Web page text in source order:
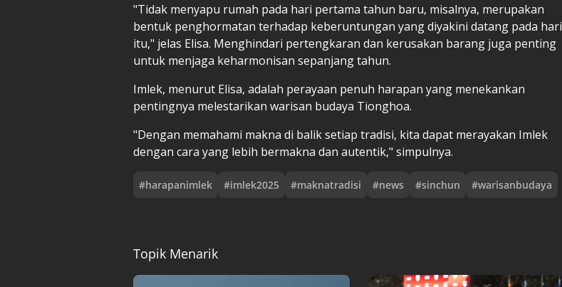
"Tidak menyapu rumah pada hari pertama tahun baru, misalnya, merupakan
bentuk penghormatan terhadap keberuntungan yang diyakini datang pada hari
itu," jelas Elisa. Menghindari pertengkaran dan kerusakan barang juga penting
untuk menjaga keharmonisan sepanjang tahun.
Imlek, menurut Elisa, adalah perayaan penuh harapan yang menekankan
pentingnya melestarikan warisan budaya Tionghoa.
"Dengan memahami makna di balik setiap tradisi, kita dapat merayakan Imlek
dengan cara yang lebih bermakna dan autentik," simpulnya.
#harapanimlek #imlek2025 #maknatradisi #news #sinchun #warisanbudaya
Topik Menarik